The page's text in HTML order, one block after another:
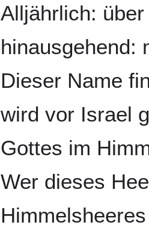
Alljährlich:
hinausgehend:
Dieser Name
wird vor Israel
Gottes im
Wer dieses